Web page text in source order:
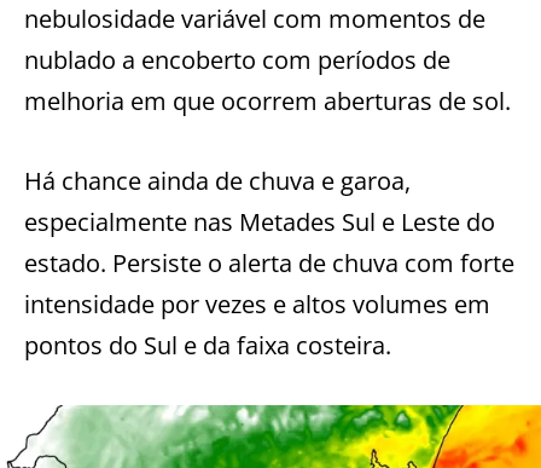
nebulosidade variável com momentos de
nublado a encoberto com períodos de
melhoria em que ocorrem aberturas de sol.
Há chance ainda de chuva e garoa,
especialmente nas Metades Sul e Leste do
estado. Persiste o alerta de chuva com forte
intensidade por vezes e altos volumes em
pontos do Sul e da faixa costeira.